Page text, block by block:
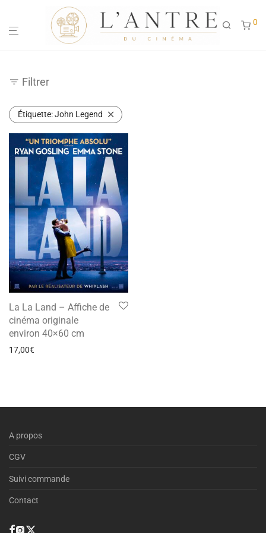
0
Filtrer
Étiquette:John Legend
La La Land – Affiche de
cinéma originale
environ 40×60 cm
17,00€
A propos
CGV
Suivi commande
Contact